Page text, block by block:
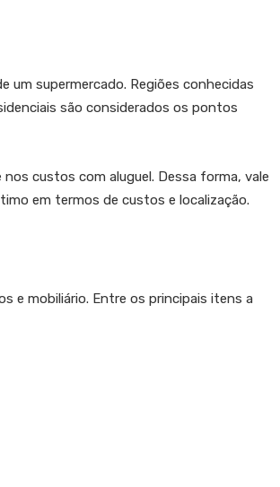
supermercado. Regiões conhecidas
são considerados os pontos
custos com aluguel. Dessa forma, vale
em termos de custos e localização.
e mobiliário. Entre os principais itens a